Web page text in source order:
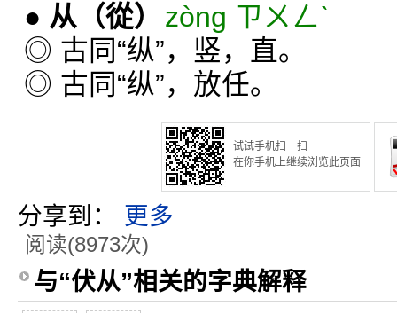
● 从 （從）
zòng ㄗㄨㄥˋ
◎ 古同“纵”，竖，直。
◎ 古同“纵”，放任。
试试手机扫一扫
在你手机上继续浏览此页面
分享到： 更多
阅读(8973次)
与“伏从”相关的字典解释